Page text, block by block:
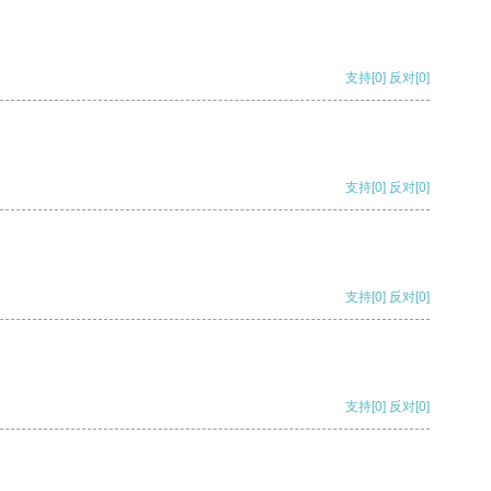
支持[0] 反对[0]
支持[0] 反对[0]
支持[0] 反对[0]
支持[0] 反对[0]